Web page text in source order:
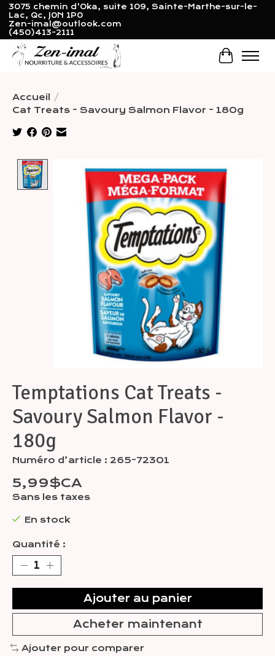
3075 chemin d'Oka, suite 109, Sainte-Marthe-sur-le-
Lac, Qc, J0N 1P0
Zen-imal@outlook.com
(450)413-2111
Panier
Accueil /
Cat Treats - Savoury Salmon Flavor - 180g
Product image slideshow Items
Temptations Cat Treats -
Savoury Salmon Flavor -
180g
Numéro d’article : 265-72301
5,99$CA
Sans les taxes
En stock
Quantité :
Ajouter au panier
Acheter maintenant
Ajouter pour comparer